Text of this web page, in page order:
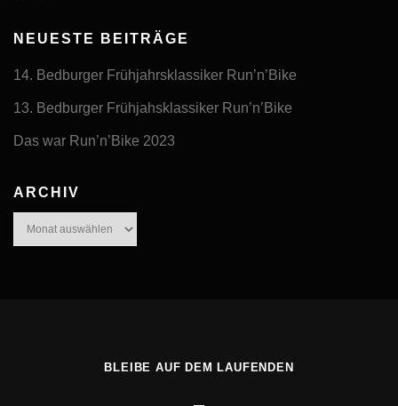
NEUESTE BEITRÄGE
14. Bedburger Frühjahrsklassiker Run’n’Bike
13. Bedburger Frühjahsklassiker Run’n’Bike
Das war Run’n’Bike 2023
ARCHIV
BLEIBE AUF DEM LAUFENDEN